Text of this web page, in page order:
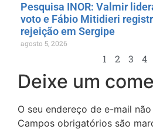
Pesquisa INOR: Valmir
voto e Fábio Mitidieri
rejeição em Sergipe
agosto 5, 2026
1 2 3 4
Deixe um
O seu endereço de e-mail
Campos obrigatórios são